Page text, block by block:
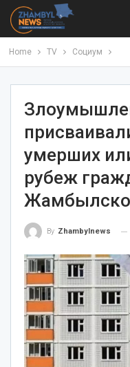
Home TV Социум
умерших
рубеж
By Zhambylnews